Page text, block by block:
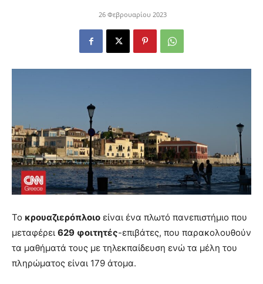
26 Φεβρουαρίου 2023
Το κρουαζιερόπλοιο είναι ένα πλωτό πανεπιστήμιο που
μεταφέρει 629 φοιτητές-επιβάτες, που παρακολουθούν
τα μαθήματά τους με τηλεκπαίδευση ενώ τα μέλη του
πληρώματος είναι 179 άτομα.